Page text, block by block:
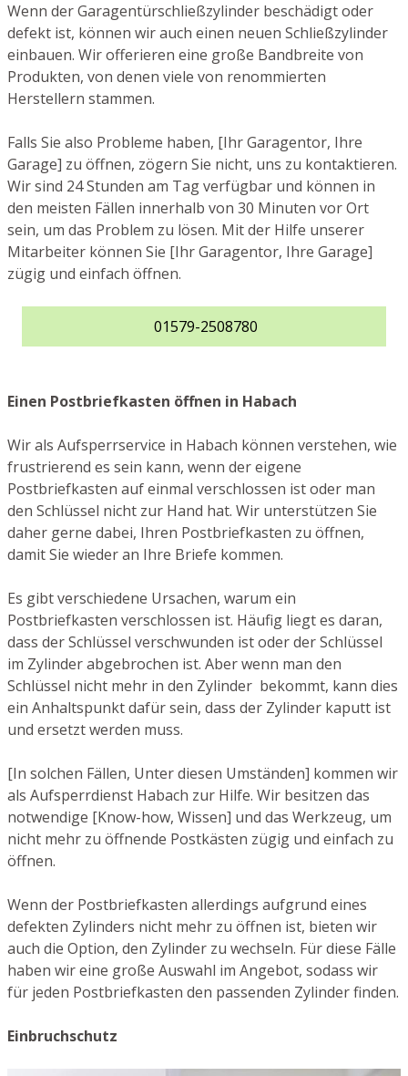
Wenn der Garagentürschließzylinder beschädigt oder
defekt ist, können wir auch einen neuen Schließzylinder
einbauen. Wir offerieren eine große Bandbreite von
Produkten, von denen viele von renommierten
Herstellern stammen.
Falls Sie also Probleme haben, [Ihr Garagentor, Ihre
Garage] zu öffnen, zögern Sie nicht, uns zu kontaktieren.
Wir sind 24 Stunden am Tag verfügbar und können in
den meisten Fällen innerhalb von 30 Minuten vor Ort
sein, um das Problem zu lösen. Mit der Hilfe unserer
Mitarbeiter können Sie [Ihr Garagentor, Ihre Garage]
zügig und einfach öffnen.
01579-2508780
Einen Postbriefkasten öffnen in Habach
Wir als Aufsperrservice in Habach können verstehen, wie
frustrierend es sein kann, wenn der eigene
Postbriefkasten auf einmal verschlossen ist oder man
den Schlüssel nicht zur Hand hat. Wir unterstützen Sie
daher gerne dabei, Ihren Postbriefkasten zu öffnen,
damit Sie wieder an Ihre Briefe kommen.
Es gibt verschiedene Ursachen, warum ein
Postbriefkasten verschlossen ist. Häufig liegt es daran,
dass der Schlüssel verschwunden ist oder der Schlüssel
im Zylinder abgebrochen ist. Aber wenn man den
Schlüssel nicht mehr in den Zylinder bekommt, kann dies
ein Anhaltspunkt dafür sein, dass der Zylinder kaputt ist
und ersetzt werden muss.
[In solchen Fällen, Unter diesen Umständen] kommen wir
als Aufsperrdienst Habach zur Hilfe. Wir besitzen das
notwendige [Know-how, Wissen] und das Werkzeug, um
nicht mehr zu öffnende Postkästen zügig und einfach zu
öffnen.
Wenn der Postbriefkasten allerdings aufgrund eines
defekten Zylinders nicht mehr zu öffnen ist, bieten wir
auch die Option, den Zylinder zu wechseln. Für diese Fälle
haben wir eine große Auswahl im Angebot, sodass wir
für jeden Postbriefkasten den passenden Zylinder finden.
Einbruchschutz